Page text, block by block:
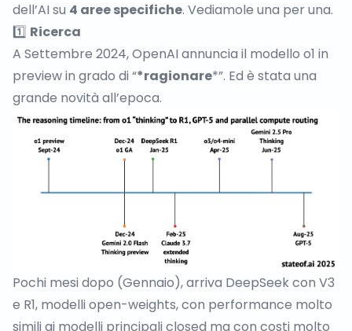
dell’AI su 4 aree specifiche. Vediamole una per una.
1️⃣ Ricerca
A Settembre 2024, OpenAI annuncia il modello o1 in
previewin grado di “*ragionare*”. Ed è stata una
grande novità all’epoca.
Pochi mesi dopo (Gennaio),arriva DeepSeek con V3
e R1, modelli open-weights, con performance molto
simili ai modelli principali closed ma con costi molto